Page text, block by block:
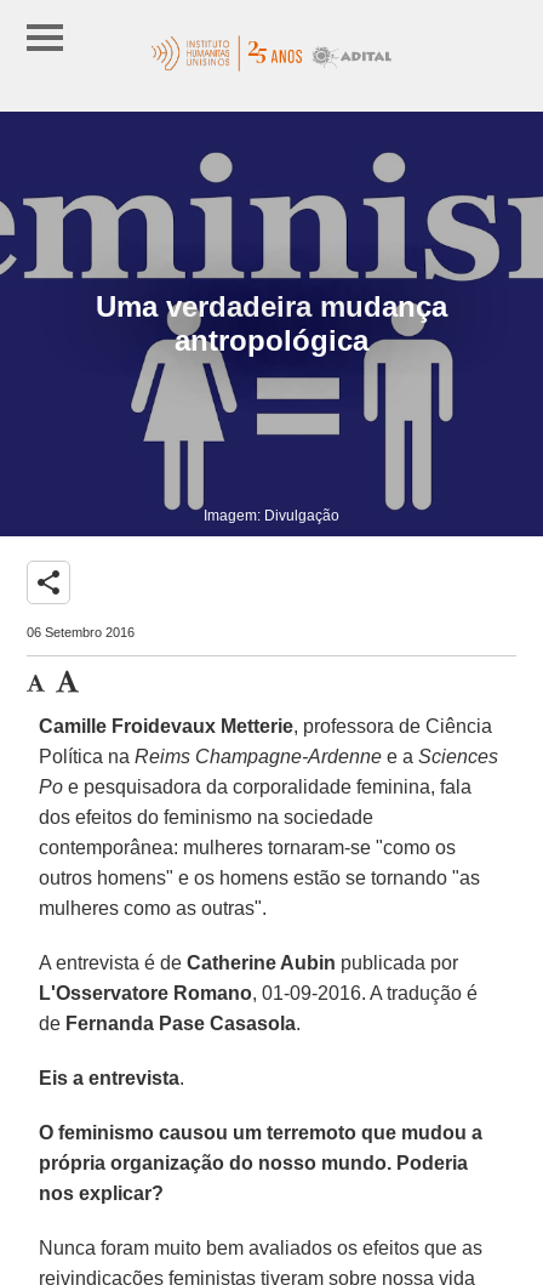
Uma verdadeira mudança
antropológica
Imagem: Divulgação
share
06 Setembro 2016
Camille Froidevaux Metterie, professora de Ciência
Política naReims Champagne-Ardenne e aSciences
Po e pesquisadora da corporalidade feminina, fala
dos efeitos do feminismo na sociedade
contemporânea: mulheres tornaram-se "como os
outros homens" e os homens estão se tornando "as
mulheres como as outras".
A entrevista é deCatherine Aubin publicada por
L'Osservatore Romano, 01-09-2016. A tradução é
de Fernanda Pase Casasola.
Eis a entrevista.
O feminismo causou um terremoto que mudou a
própria organização do nosso mundo. Poderia
nos explicar?
Nunca foram muito bem avaliados os efeitos que as
reivindicações feministas tiveram sobre nossa vida